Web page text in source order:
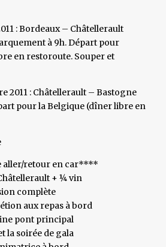
: Bordeaux – Châtellerault
à 9h. Départ pour
en restoroute. Souper et
2011 : Châtellerault – Bastogne
pour la Belgique (dîner libre en
aller/retour en car****
+ ¼ vin
complète
aux repas à bord
pont principal
la soirée de gala